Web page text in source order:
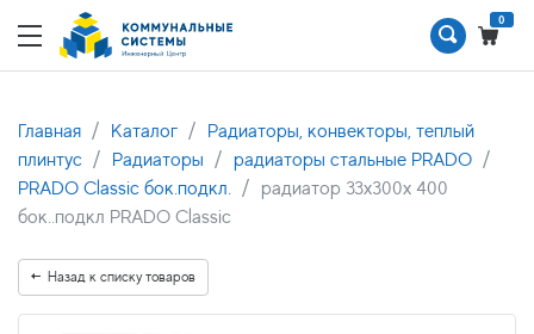
0
Главная Каталог
Радиаторы, конвекторы, теплый
плинтус
Радиаторы
радиаторы стальные PRADO
PRADO Classic бок.подкл.
радиатор 33x300х 400
бок..подкл PRADO Classic
Назад к списку товаров